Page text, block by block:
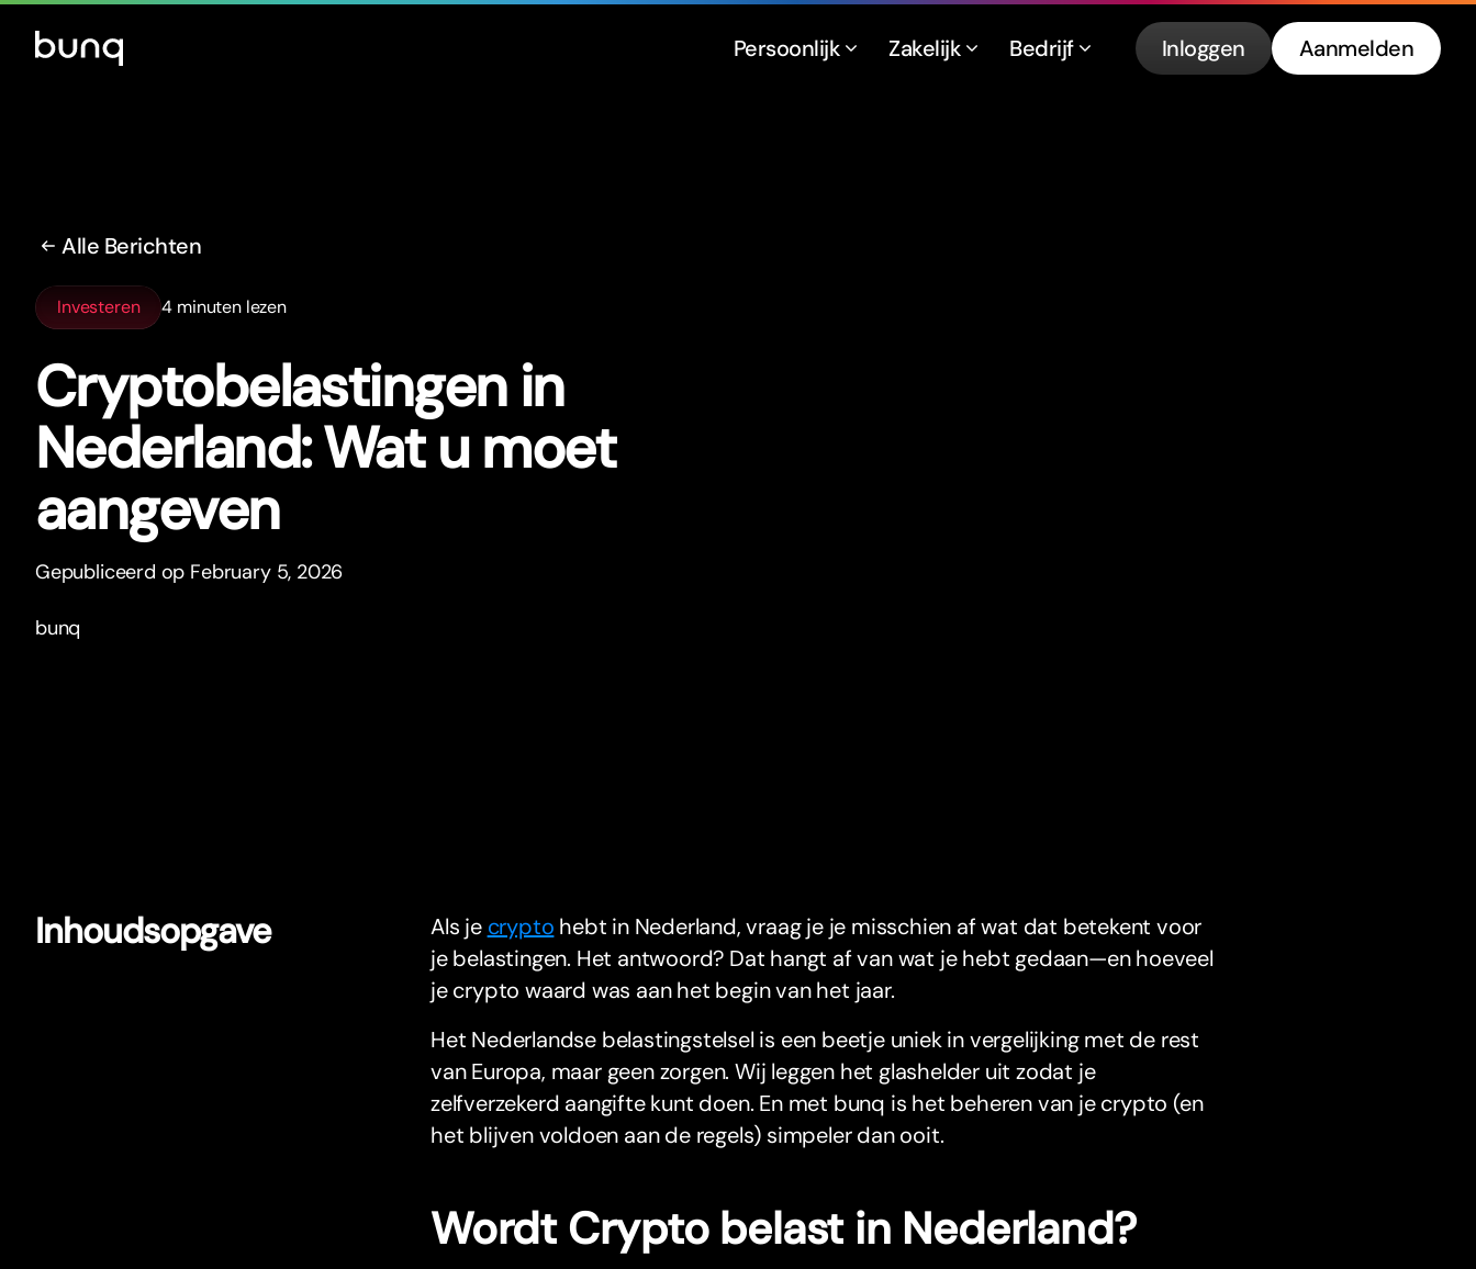
Persoonlijk Zakelijk Bedrijf Inloggen Aanmelden
Alle Berichten
Investeren 4 minuten lezen
Cryptobelastingen in
Nederland: Wat u moet
aangeven
Gepubliceerd op February 5, 2026
bunq
Inhoudsopgave Als je crypto hebt in Nederland, vraag je je misschien af wat dat betekent voor
je belastingen. Het antwoord? Dat hangt af van wat je hebt gedaan—en hoeveel
je crypto waard was aan het begin van het jaar.
Het Nederlandse belastingstelsel is een beetje uniek in vergelijking met de rest
van Europa, maar geen zorgen. Wij leggen het glashelder uit zodat je
zelfverzekerd aangifte kunt doen. En met bunq is het beheren van je crypto (en
het blijven voldoen aan de regels) simpeler dan ooit.
Wordt Crypto belast in Nederland?